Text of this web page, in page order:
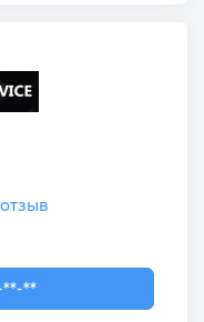
отзыв
61
**